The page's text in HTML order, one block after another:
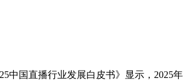
中国直播行业发展白皮书》显示，2025年